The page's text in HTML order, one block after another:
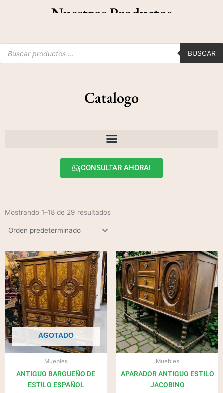
Nuestros Productos
Catalogo
¡CONSULTAR AHORA!
Products
search
BUSCAR
Mostrando 1–18 de 29 resultados
AGOTADO
Muebles
ANTIGUO BARGUEÑO DE
ESTILO ESPAÑOL
Muebles
APARADOR ANTIGUO ESTILO
JACOBINO